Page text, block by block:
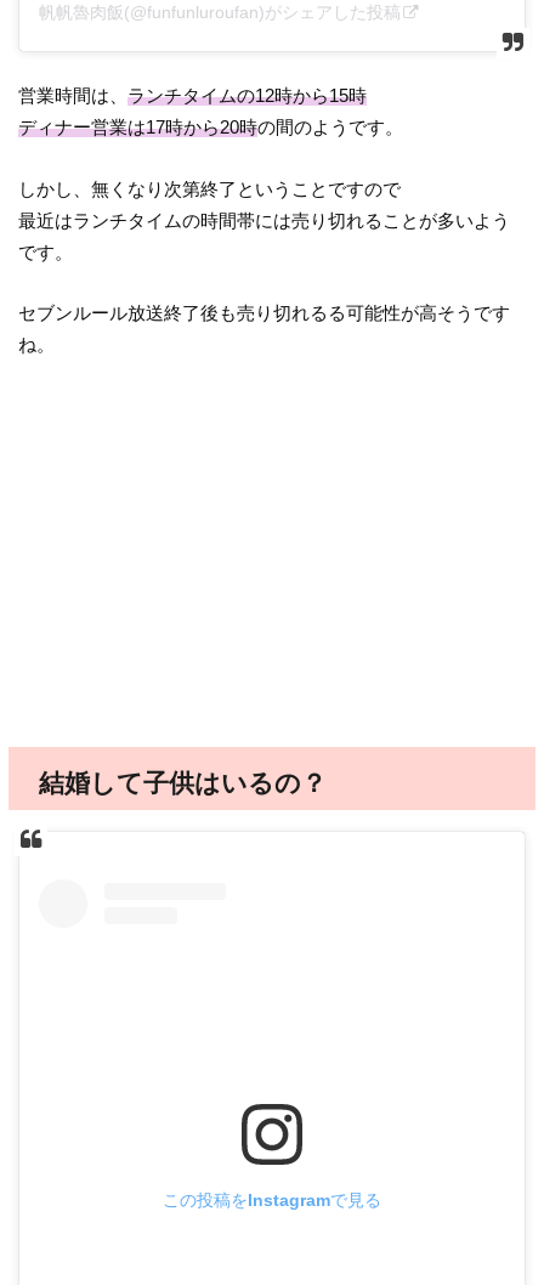
帆帆魯肉飯(@funfunluroufan)がシェアした投稿
営業時間は、ランチタイムの12時から15時
ディナー営業は17時から20時の間のようです。
しかし、無くなり次第終了ということですので
最近はランチタイムの時間帯には売り切れることが多いよう
です。
セブンルール放送終了後も売り切れるる可能性が高そうです
ね。
結婚して子供はいるの？
この投稿をInstagramで見る